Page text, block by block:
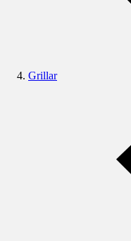
Grillar